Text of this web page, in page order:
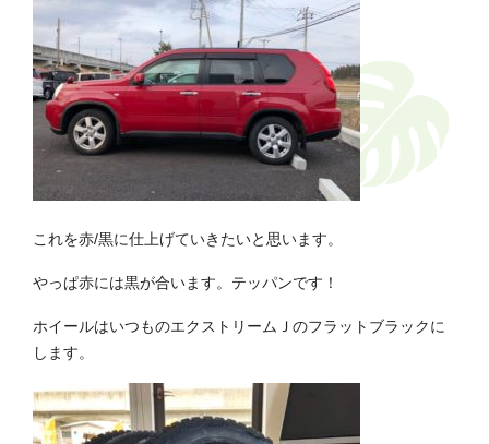
これを赤/黒に仕上げていきたいと思います。
やっぱ赤には黒が合います。テッパンです！
ホイールはいつものエクストリームＪのフラットブラックに
します。